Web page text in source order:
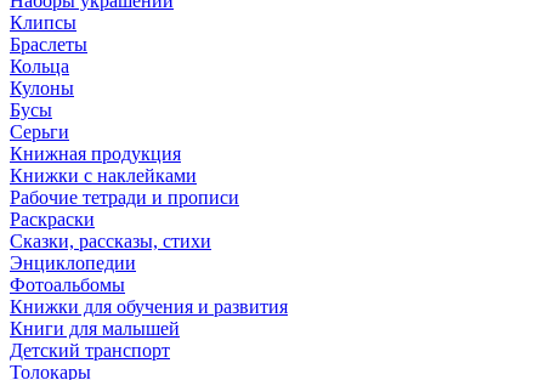
Клипсы
Браслеты
Кольца
Кулоны
Бусы
Серьги
Книжная продукция
Книжки с наклейками
Рабочие тетради и прописи
Раскраски
Сказки, рассказы, стихи
Энциклопедии
Фотоальбомы
Книжки для обучения и развития
Книги для малышей
Детский транспорт
Толокары